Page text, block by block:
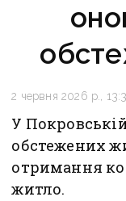
2 червня 2026 р.,
У
обстежених
отримання
житло.